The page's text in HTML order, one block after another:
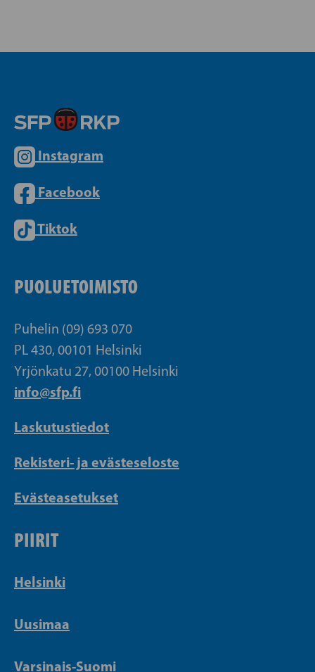
Instagram
Facebook
Tiktok
PUOLUETOIMISTO
Puhelin (09) 693 070
PL 430, 00101 Helsinki
Yrjönkatu 27, 00100 Helsinki
info@sfp.fi
Laskutustiedot
Rekisteri- ja evästeseloste
Evästeasetukset
PIIRIT
Helsinki
Uusimaa
Varsinais-Suomi